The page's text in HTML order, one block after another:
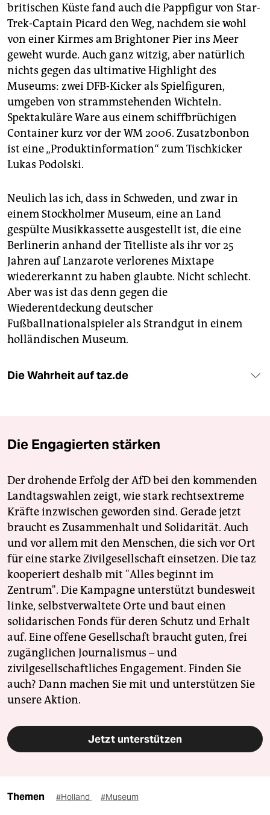
britischen Küste fand auch die Pappfigur von Star-
Trek-Captain Picard den Weg, nachdem sie wohl
von einer Kirmes am Brightoner Pier ins Meer
geweht wurde. Auch ganz witzig, aber natürlich
nichts gegen das ultimative Highlight des
Museums: zwei DFB-Kicker als Spielfiguren,
umgeben von strammstehenden Wichteln.
Spektakuläre Ware aus einem schiffbrüchigen
Container kurz vor der WM 2006. Zusatzbonbon
ist eine „Produktinformation“ zum Tischkicker
Lukas Podolski.
Neulich las ich, dass in Schweden, und zwar in
einem Stockholmer Museum, eine an Land
gespülte Musikkassette ausgestellt ist, die eine
Berlinerin anhand der Titelliste als ihr vor 25
Jahren auf Lanzarote verlorenes Mixtape
wiedererkannt zu haben glaubte. Nicht schlecht.
Aber was ist das denn gegen die
Wiederentdeckung deutscher
Fußballnationalspieler als Strandgut in einem
holländischen Museum.
Die Wahrheit auf taz.de
Die Engagierten stärken
Der drohende Erfolg der AfD bei den kommenden
Landtagswahlen zeigt, wie stark rechtsextreme
Kräfte inzwischen geworden sind. Gerade jetzt
braucht es Zusammenhalt und Solidarität. Auch
und vor allem mit den Menschen, die sich vor Ort
für eine starke Zivilgesellschaft einsetzen. Die taz
kooperiert deshalb mit "Alles beginnt im
Zentrum". Die Kampagne unterstützt bundesweit
linke, selbstverwaltete Orte und baut einen
solidarischen Fonds für deren Schutz und Erhalt
auf. Eine offene Gesellschaft braucht guten, frei
zugänglichen Journalismus – und
zivilgesellschaftliches Engagement. Finden Sie
auch? Dann machen Sie mit und unterstützen Sie
unsere Aktion.
Jetzt unterstützen
Themen #Holland #Museum